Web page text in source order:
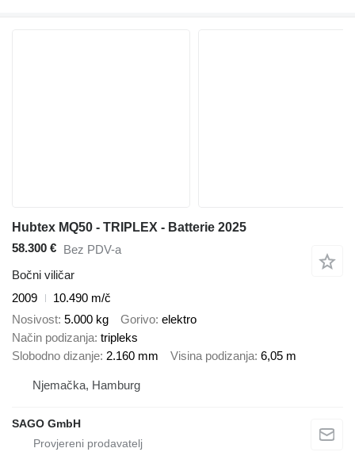
Hubtex MQ50 - TRIPLEX - Batterie 2025
58.300 € Bez PDV-a
Bočni viličar
2009
10.490 m/č
Nosivost 5.000 kg Gorivo elektro
Način podizanja tripleks
Slobodno dizanje 2.160 mm Visina podizanja 6,05 m
Njemačka, Hamburg
SAGO GmbH